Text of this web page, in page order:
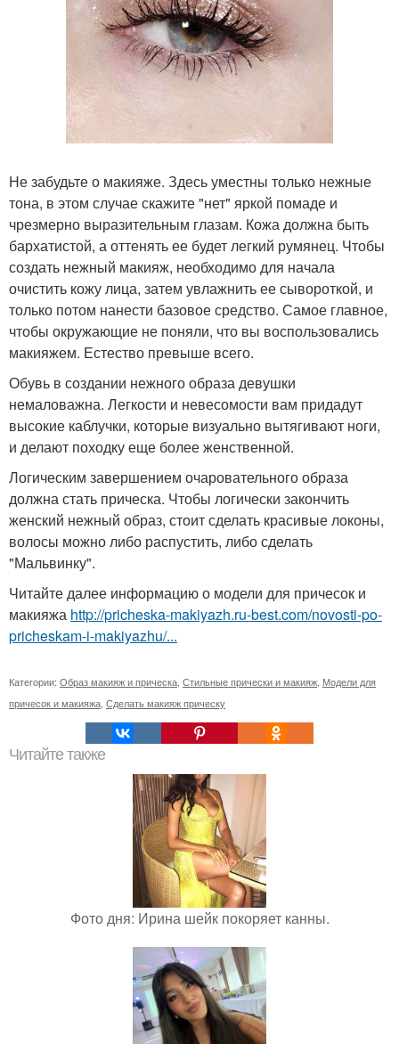
Не забудьте о макияже. Здесь уместны только нежные
тона, в этом случае скажите "нет" яркой помаде и
чрезмерно выразительным глазам. Кожа должна быть
бархатистой, а оттенять ее будет легкий румянец. Чтобы
создать нежный макияж, необходимо для начала
очистить кожу лица, затем увлажнить ее сывороткой, и
только потом нанести базовое средство. Самое главное,
чтобы окружающие не поняли, что вы воспользовались
макияжем. Естество превыше всего.
Обувь в создании нежного образа девушки
немаловажна. Легкости и невесомости вам придадут
высокие каблучки, которые визуально вытягивают ноги,
и делают походку еще более женственной.
Логическим завершением очаровательного образа
должна стать прическа. Чтобы логически закончить
женский нежный образ, стоит сделать красивые локоны,
волосы можно либо распустить, либо сделать
"Мальвинку".
Читайте далее информацию о модели для причесок и
макияжа http://pricheska-makiyazh.ru-best.com/novosti-po-
pricheskam-i-makiyazhu/...
Категории: Образ макияж и прическа Стильные прически и макияж Модели для
причесок и макияжа Сделать макияж прическу
Читайте также
Фото дня: Ирина шейк покоряет канны.